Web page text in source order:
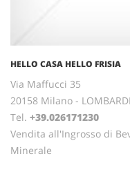
HELLO CASA HELLO FRISIA
Via Maffucci 35
20158 Milano -
Tel. +39.026171230
Vendita all'Ingrosso di
Minerale